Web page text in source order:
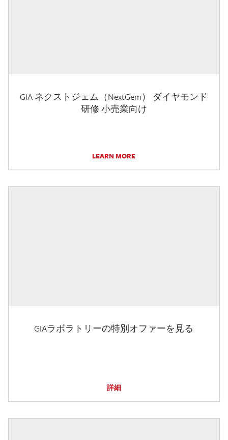
GIA ネクストジェム（NextGem） ダイヤモンド
研修 小売業向け
LEARN MORE
GIAラボラトリーの特別オファーを見る
詳細